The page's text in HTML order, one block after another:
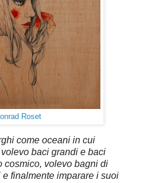
Roset
come oceani in cui
baci grandi e baci
cosmico, volevo bagni di
finalmente imparare i suoi